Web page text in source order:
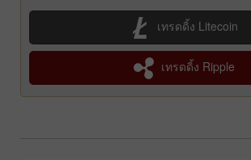
เทรดดิ้ง Litecoin
เทรดดิ้ง Ripple